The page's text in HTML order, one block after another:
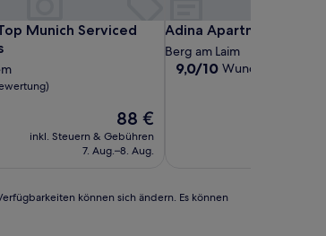
Munich Serviced
Munich Serviced Apartments
Der
Preis
beträgt
88 €
inkl. Steuern & Gebühren
7. Aug.–8. Aug.
Adina Apartment Hotel
Adina Apartment Hotel
Berg am Laim
9.0
9,0/10 Wunderbar
können sich ändern. Es können